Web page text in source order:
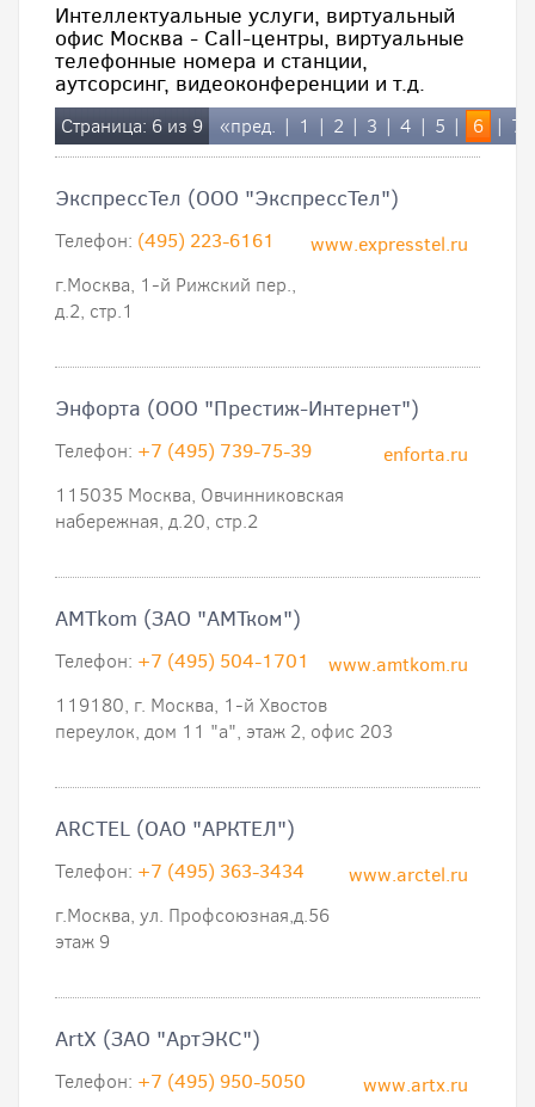
Интеллектуальные услуги, виртуальный
офис Москва - Call-центры, виртуальные
телефонные номера и станции,
аутсорсинг, видеоконференции и т.д.
Страница: 6 из 9 «пред. | 1 | 2 | 3 | 4 | 5 | 6 | 7
ЭкспрессТел (ООО "ЭкспрессТел")
www.expresstel.ru
Телефон: (495) 223-6161
г.Москва, 1-й Рижский пер.,
д.2, стр.1
Энфорта (ООО "Престиж-Интернет")
enforta.ru
Телефон: +7 (495) 739-75-39
115035 Москва, Овчинниковская
набережная, д.20, стр.2
AMTkom (ЗАО "АМТком")
www.amtkom.ru
Телефон: +7 (495) 504-1701
119180, г. Москва, 1-й Хвостов
переулок, дом 11 "а", этаж 2, офис 203
ARCTEL (ОАО "АРКТЕЛ")
www.arctel.ru
Телефон: +7 (495) 363-3434
г.Москва, ул. Профсоюзная,д.56
этаж 9
ArtX (ЗАО "АртЭКС")
www.artx.ru
Телефон: +7 (495) 950-5050